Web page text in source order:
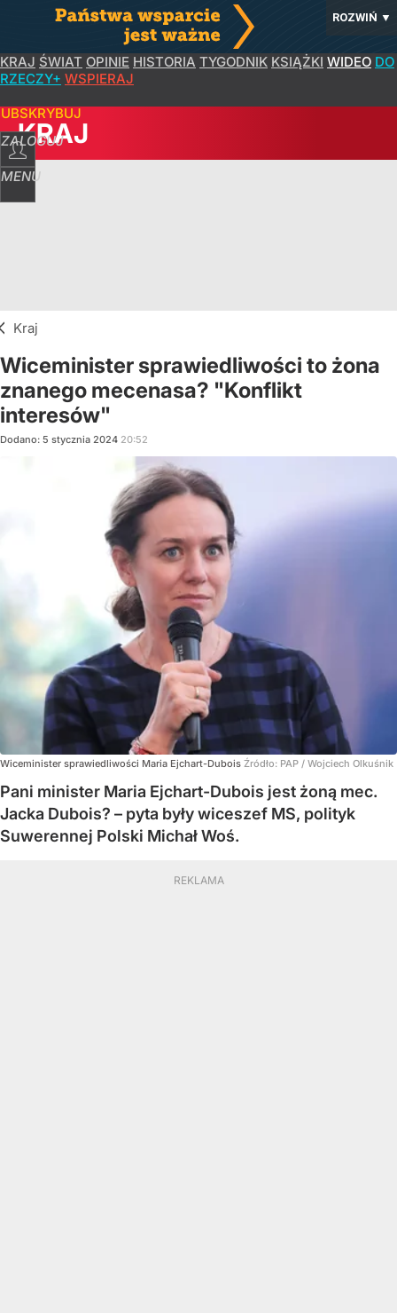
ROZWIŃ ▼
KRAJ ŚWIAT OPINIE HISTORIA TYGODNIK KSIĄŻKI WIDEO DO
RZECZY+ WSPIERAJ
ZALOGUJ
MENU
KRAJ
Kraj
Wiceminister sprawiedliwości to żona
znanego mecenasa? "Konflikt
interesów"
Dodano: 5 stycznia 2024 20:52
Wiceminister sprawiedliwości Maria Ejchart-Dubois Źródło: PAP / Wojciech Olkuśnik
Pani minister Maria Ejchart-Dubois jest żoną mec.
Jacka Dubois? – pyta były wiceszef MS, polityk
Suwerennej Polski Michał Woś.